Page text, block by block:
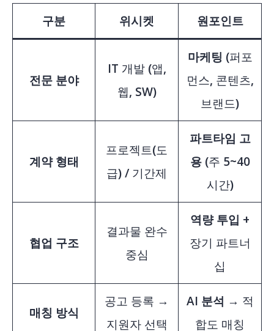
구분 위시켓 원포인트
전문 분야
IT 개발 (앱,
웹, SW)
마케팅 (퍼포
먼스, 콘텐츠,
브랜드)
계약 형태
프로젝트(도
급) / 기간제
파트타임 고
용(주 5~40
시간)
협업 구조
결과물 완수
중심
역량 투입 +
장기 파트너
십
매칭 방식
공고 등록 →
지원자 선택
AI 분석 → 적
합도 매칭